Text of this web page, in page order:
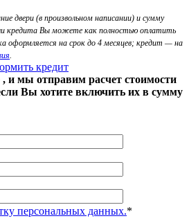
двери (в произвольном написании) и сумму
кредита Вы можете как полностью оплатить
оформляется на срок до 4 месяцев; кредит — на
кредит
и мы отправим расчет стоимости
Вы хотите включить их в сумму
персональных данных.*